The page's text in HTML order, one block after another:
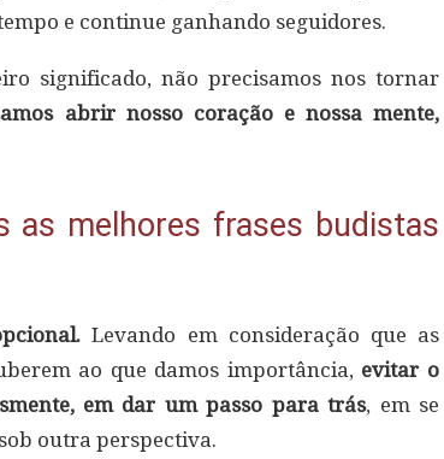
e continue ganhando seguidores.
significado, não precisamos nos tornar
abrir nosso coração e nossa mente,
as melhores frases budistas
Levando em consideração que as
ao que damos importância, evitar o
em dar um passo para trás, em se
outra perspectiva.